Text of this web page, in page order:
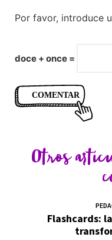
Por favor, introduce
doce + once =
Otros
Flashcards: